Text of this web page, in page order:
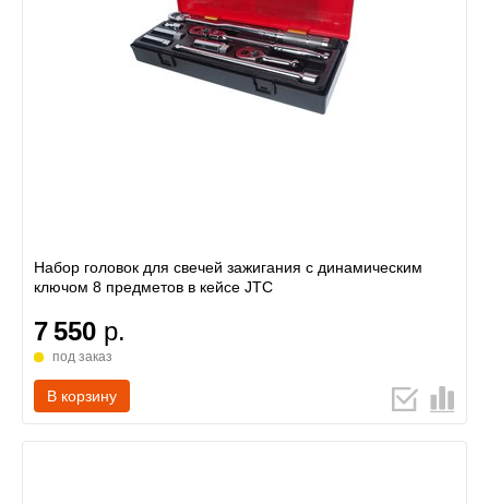
Набор головок для свечей зажигания с динамическим
ключом 8 предметов в кейсе JTC
7 550 р.
под заказ
В корзину